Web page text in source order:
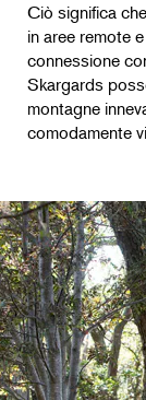
Ciò significa
in aree remote
connessione
Skargards
montagne
comodamente